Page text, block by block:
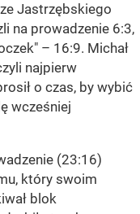
Jastrzębskiego
na prowadzenie 6:3,
– 16:9. Michał
najpierw
o czas, by wybić
wcześniej
(23:16)
który swoim
blok